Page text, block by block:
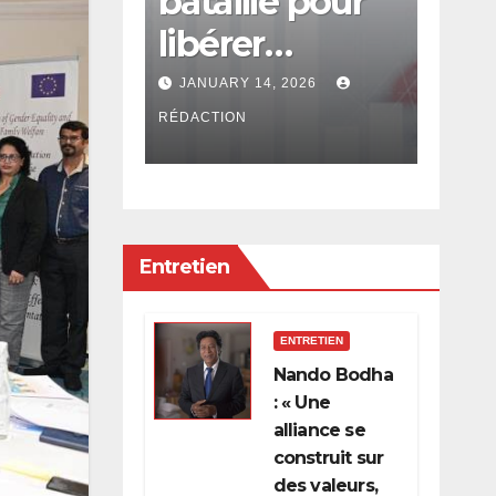
est
2026
libérer
l’économie de
la
concentration,
et des
privilèges
hérités
JANUARY 14, 2026
RÉDACTION
Entretien
ENTRETIEN
Nando Bodha
: « Une
alliance se
construit sur
des valeurs,